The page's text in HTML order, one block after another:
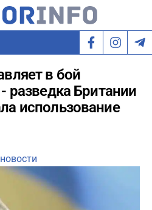
в бой
разведка Британии
использование